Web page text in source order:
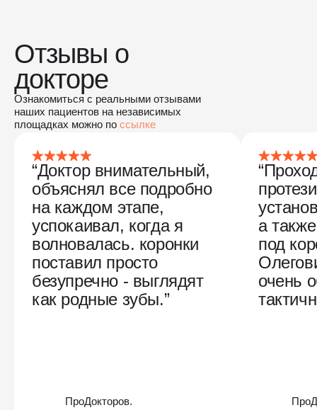
Отзывы о
докторе
Ознакомиться с реальными отзывами
наших пациентов на независимых
площадках можно по ссылке
“Доктор внимательный,
объяснял все подробно
на каждом этапе,
успокаивал, когда я
волновалась. коронки
поставил просто
безупречно - выглядят
как родные зубы.”
ПроДокторов.
а
под
очень